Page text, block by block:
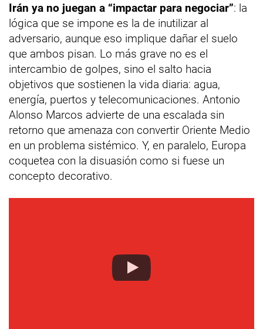
Irán ya no juegan a “impactar para negociar”: la
lógica que se impone es la de inutilizar al
adversario, aunque eso implique dañar el suelo
que ambos pisan. Lo más grave no es el
intercambio de golpes, sino el salto hacia
objetivos que sostienen la vida diaria: agua,
energía, puertos y telecomunicaciones. Antonio
Alonso Marcos advierte de una escalada sin
retorno que amenaza con convertir Oriente Medio
en un problema sistémico. Y, en paralelo, Europa
coquetea con la disuasión como si fuese un
concepto decorativo.